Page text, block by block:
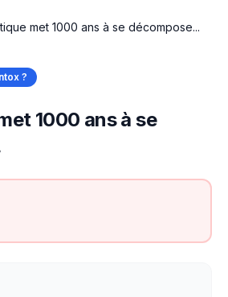
met 1000 ans à se décompose...
?
1000 ans à se